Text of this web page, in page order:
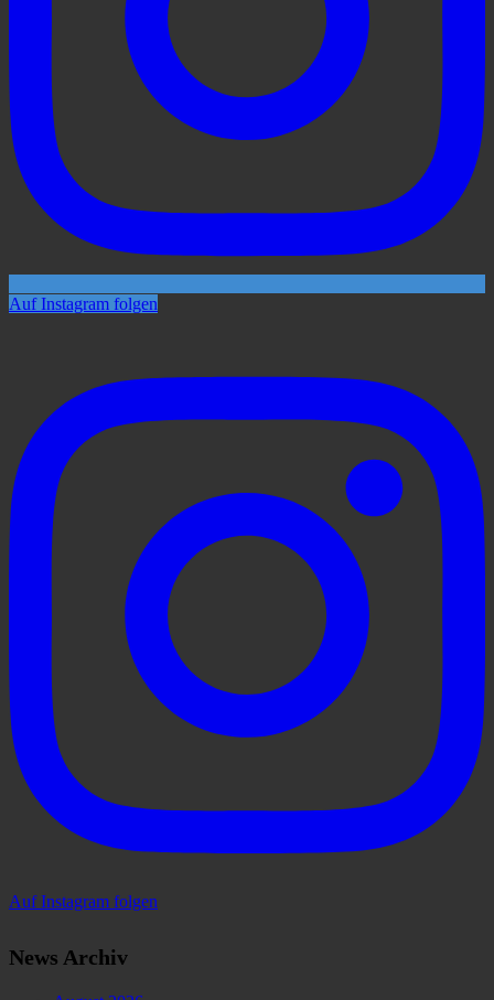
Auf Instagram folgen
Auf Instagram folgen
News Archiv